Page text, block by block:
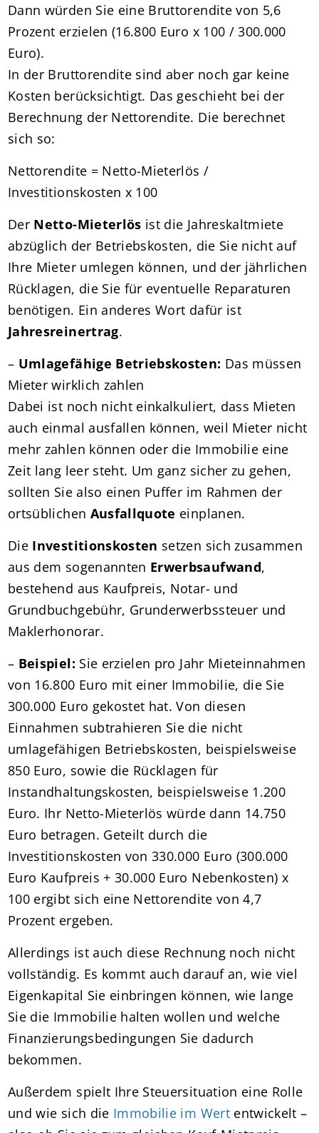
Dann würden Sie eine Bruttorendite von 5,6
Prozent erzielen (16.800 Euro x 100 / 300.000
Euro).
In der Bruttorendite sind aber noch gar keine
Kosten berücksichtigt. Das geschieht bei der
Berechnung der Nettorendite. Die berechnet
sich so:
Nettorendite = Netto-Mieterlös /
Investitionskosten x 100
Der Netto-Mieterlös ist die Jahreskaltmiete
abzüglich der Betriebskosten, die Sie nicht auf
Ihre Mieter umlegen können, und der jährlichen
Rücklagen, die Sie für eventuelle Reparaturen
benötigen. Ein anderes Wort dafür ist
Jahresreinertrag.
– Umlagefähige Betriebskosten: Das müssen
Mieter wirklich zahlen
Dabei ist noch nicht einkalkuliert, dass Mieten
auch einmal ausfallen können, weil Mieter nicht
mehr zahlen können oder die Immobilie eine
Zeit lang leer steht. Um ganz sicher zu gehen,
sollten Sie also einen Puffer im Rahmen der
ortsüblichen Ausfallquote einplanen.
Die Investitionskosten setzen sich zusammen
aus dem sogenannten Erwerbsaufwand,
bestehend aus Kaufpreis, Notar- und
Grundbuchgebühr, Grunderwerbssteuer und
Maklerhonorar.
– Beispiel: Sie erzielen pro Jahr Mieteinnahmen
von 16.800 Euro mit einer Immobilie, die Sie
300.000 Euro gekostet hat. Von diesen
Einnahmen subtrahieren Sie die nicht
umlagefähigen Betriebskosten, beispielsweise
850 Euro, sowie die Rücklagen für
Instandhaltungskosten, beispielsweise 1.200
Euro. Ihr Netto-Mieterlös würde dann 14.750
Euro betragen. Geteilt durch die
Investitionskosten von 330.000 Euro (300.000
Euro Kaufpreis + 30.000 Euro Nebenkosten) x
100 ergibt sich eine Nettorendite von 4,7
Prozent ergeben.
Allerdings ist auch diese Rechnung noch nicht
vollständig. Es kommt auch darauf an, wie viel
Eigenkapital Sie einbringen können, wie lange
Sie die Immobilie halten wollen und welche
Finanzierungsbedingungen Sie dadurch
bekommen.
Außerdem spielt Ihre Steuersituation eine Rolle
und wie sich die Immobilie im Wertentwickelt –